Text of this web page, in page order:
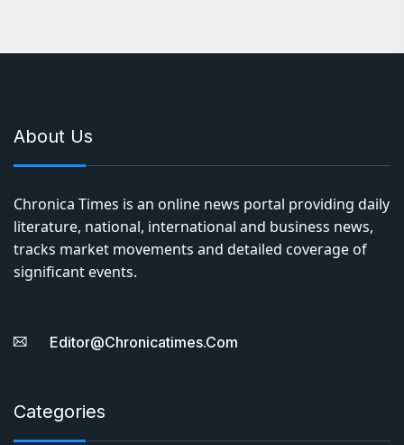
About Us
Chronica Times is an online news portal providing daily
literature, national, international and business news,
tracks market movements and detailed coverage of
significant events.
Editor@chronicatimes.com
Categories